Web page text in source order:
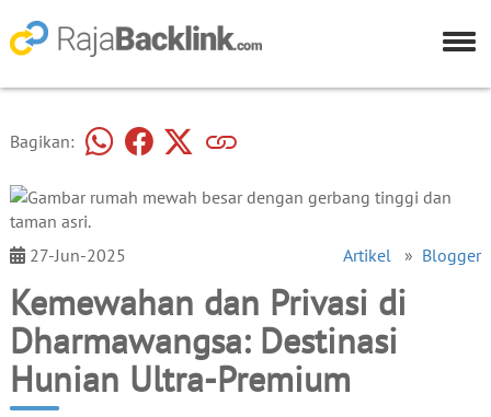
Bagikan:
27-Jun-2025 Artikel » Blogger
Kemewahan dan Privasi di
Dharmawangsa: Destinasi
Hunian Ultra-Premium